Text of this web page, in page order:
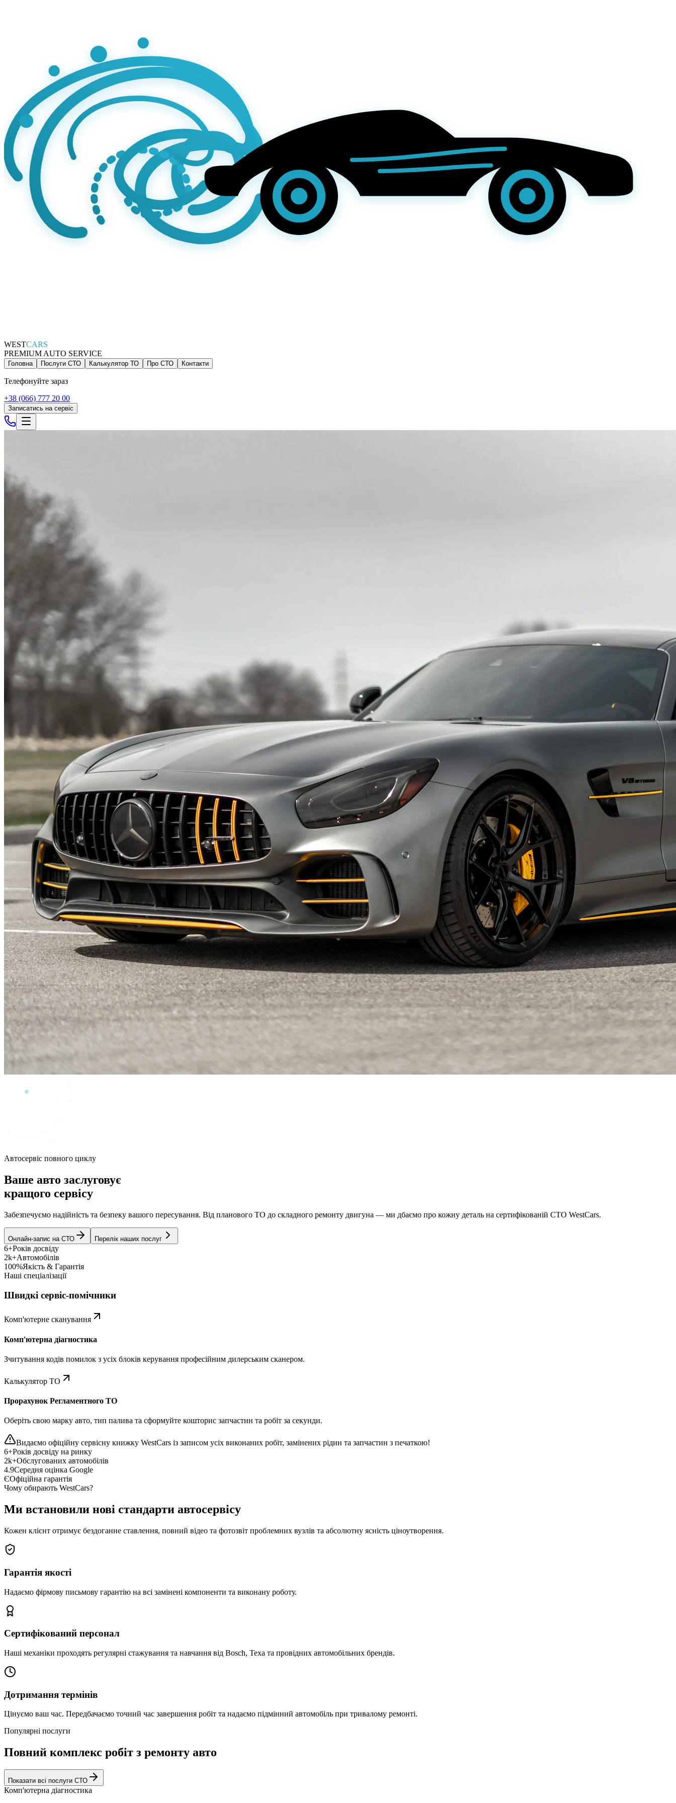
WESTCARS
PREMIUM AUTO SERVICE
Головна Послуги СТО Калькулятор ТО Про СТО Контакти
Телефонуйте зараз
+38 (066) 777 20 00
Записатись на сервіс
Автосервіс повного циклу
Ваше авто заслуговує
кращого сервісу
Забезпечуємо надійність та безпеку вашого пересування. Від планового ТО до складного ремонту двигуна — ми дбаємо про кожну деталь на сертифікованій СТО WestCars.
Онлайн-запис на СТО Перелік наших послуг
6+Років досвіду
2k+Автомобілів
100%Якість & Гарантія
Наші спеціалізації
Швидкі сервіс-помічники
Комп'ютерне сканування
Комп'ютерна діагностика
Зчитування кодів помилок з усіх блоків керування професійним дилерським сканером.
Калькулятор ТО
Прорахунок Регламентного ТО
Оберіть свою марку авто, тип палива та сформуйте кошторис запчастин та робіт за секунди.
Видаємо офіційну сервісну книжку WestCars із записом усіх виконаних робіт, замінених рідин та запчастин з печаткою!
6+Років досвіду на ринку
2k+Обслугованих автомобілів
4.9Середня оцінка Google
ЄОфіційна гарантія
Чому обирають WestCars?
Ми встановили нові стандарти автосервісу
Кожен клієнт отримує бездоганне ставлення, повний відео та фотозвіт проблемних вузлів та абсолютну ясність ціноутворення.
Гарантія якості
Надаємо фірмову письмову гарантію на всі замінені компоненти та виконану роботу.
Сертифікований персонал
Наші механіки проходять регулярні стажування та навчання від Bosch, Texa та провідних автомобільних брендів.
Дотримання термінів
Цінуємо ваш час. Передбачаємо точний час завершення робіт та надаємо підмінний автомобіль при тривалому ремонті.
Популярні послуги
Повний комплекс робіт з ремонту авто
Показати всі послуги СТО
Комп'ютерна діагностика